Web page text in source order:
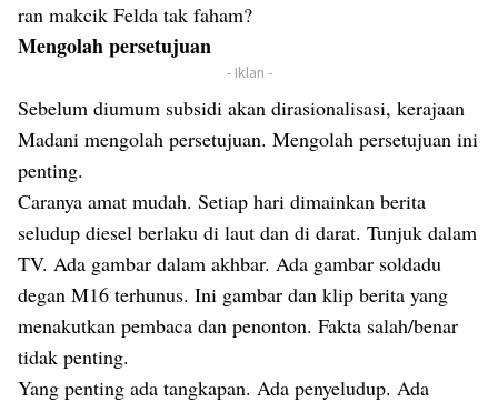
ran makcik Felda tak faham?
Mengolah persetujuan
- Iklan -
Sebelum diumum subsidi akan dirasionalisasi, kerajaan
Madani mengolah persetujuan. Mengolah persetujuan ini
penting.
Caranya amat mudah. Setiap hari dimainkan berita
seludup diesel berlaku di laut dan di darat. Tunjuk dalam
TV. Ada gambar dalam akhbar. Ada gambar soldadu
degan M16 terhunus. Ini gambar dan klip berita yang
menakutkan pembaca dan penonton. Fakta salah/benar
tidak penting.
Yang penting ada tangkapan. Ada penyeludup. Ada